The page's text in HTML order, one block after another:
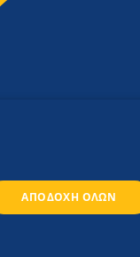
ΑΠΟΔΟΧΉ ΌΛΩΝ